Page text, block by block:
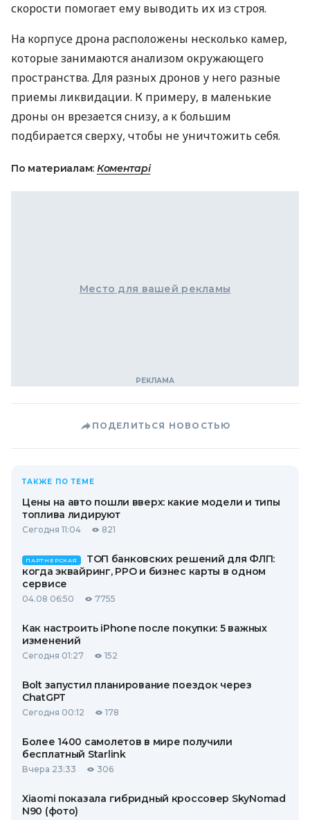
скорости помогает ему выводить их из строя.
На корпусе дрона расположены несколько камер,
которые занимаются анализом окружающего
пространства. Для разных дронов у него разные
приемы ликвидации. К примеру, в маленькие
дроны он врезается снизу, а к большим
подбирается сверху, чтобы не уничтожить себя.
По материалам: Коментарі
Место для вашей рекламы
ПОДЕЛИТЬСЯ НОВОСТЬЮ
ТАКЖЕ ПО ТЕМЕ
Цены на авто пошли вверх: какие модели и типы
топлива лидируют
Сегодня 11:04 821
ПАРТНЕРСКАЯ
ТОП банковских решений для ФЛП:
когда эквайринг, РРО и бизнес карты в одном
сервисе
04.08 06:50 7755
Как настроить iPhone после покупки: 5 важных
изменений
Сегодня 01:27 152
Bolt запустил планирование поездок через
ChatGPT
Сегодня 00:12 178
Более 1400 самолетов в мире получили
бесплатный Starlink
Вчера 23:33 306
Xiaomi показала гибридный кроссовер SkyNomad
N90 (фото)